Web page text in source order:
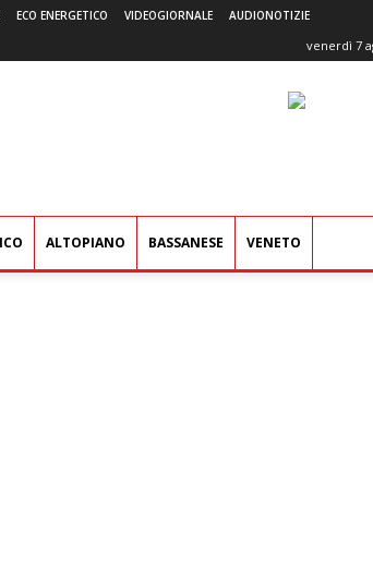
ECO ENERGETICO VIDEOGIORNALE AUDIONOTIZIE
venerdì 7
ALTOPIANO BASSANESE VENETO